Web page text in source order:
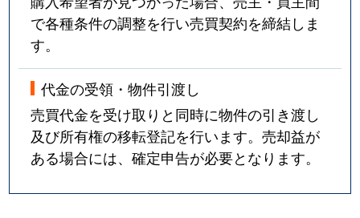
で各種条件の調整を行い売買契約を締結しま
す。
代金の受領・物件引渡し
売買代金を受け取りと同時に物件の引き渡し
及び所有権の移転登記を行います。売却益が
ある場合には、確定申告が必要となります。